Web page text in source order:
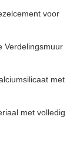
voor
Verdelingsmuur
met
met volledig